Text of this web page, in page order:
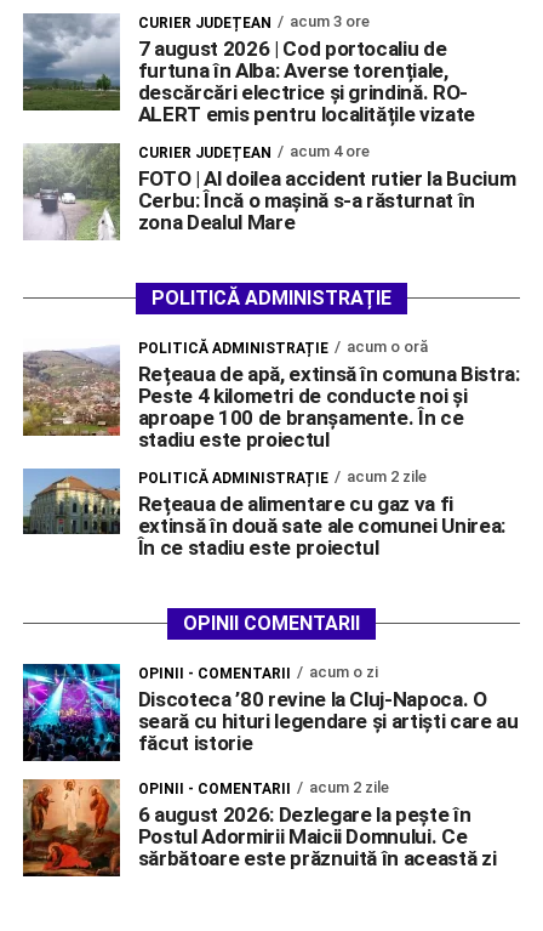
CURIER JUDEȚEAN acum 3 ore
7 august 2026 | Cod portocaliu de
furtuna în Alba: Averse torențiale,
descărcări electrice și grindină. RO-
ALERT emis pentru localitățile vizate
CURIER JUDEȚEAN acum 4 ore
FOTO | Al doilea accident rutier la Bucium
Cerbu: Încă o mașină s-a răsturnat în
zona Dealul Mare
POLITICĂ ADMINISTRAȚIE
POLITICĂ ADMINISTRAȚIE acum o oră
Rețeaua de apă, extinsă în comuna Bistra:
Peste 4 kilometri de conducte noi și
aproape 100 de branșamente. În ce
stadiu este proiectul
POLITICĂ ADMINISTRAȚIE acum 2 zile
Rețeaua de alimentare cu gaz va fi
extinsă în două sate ale comunei Unirea:
În ce stadiu este proiectul
OPINII COMENTARII
OPINII - COMENTARII acum o zi
Discoteca ’80 revine la Cluj-Napoca. O
seară cu hituri legendare și artiști care au
făcut istorie
OPINII - COMENTARII acum 2 zile
6 august 2026: Dezlegare la pește în
Postul Adormirii Maicii Domnului. Ce
sărbătoare este prăznuită în această zi